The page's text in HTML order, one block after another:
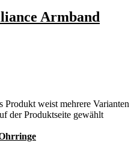
Armband
Produkt weist mehrere Varianten
der Produktseite gewählt